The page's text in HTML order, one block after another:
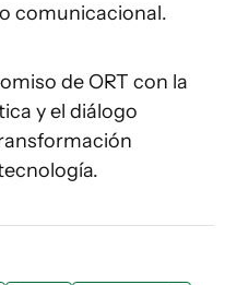
comunicacional.
de ORT con la
y el diálogo